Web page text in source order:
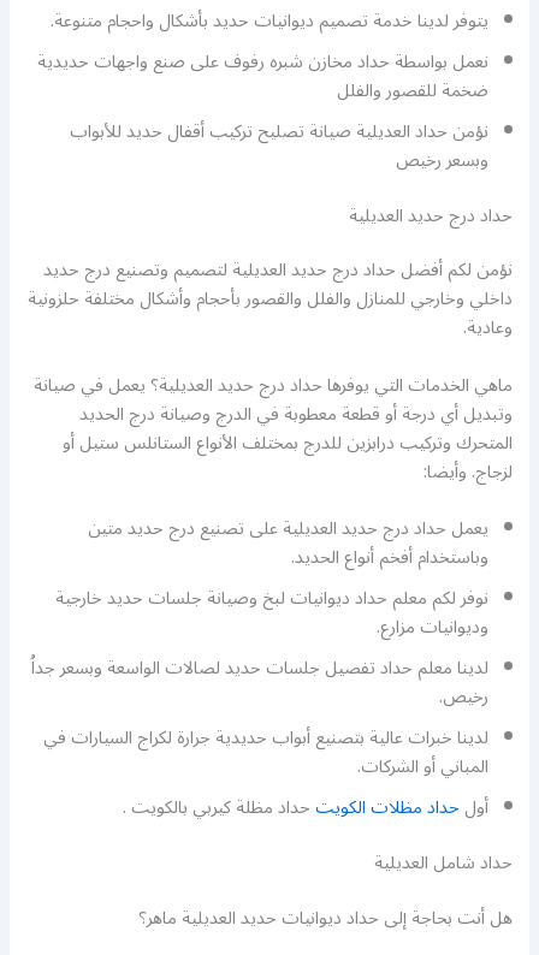
يتوفر لدينا خدمة تصميم ديوانيات حديد بأشكال واحجام متنوعة.
نعمل بواسطة حداد مخازن شبره رفوف على صنع واجهات حديدية
ضخمة للقصور والفلل
نؤمن حداد العديلية صيانة تصليح تركيب أقفال حديد للأبواب
وبسعر رخيص
حداد درج حديد العديلية
نؤمن لكم أفضل حداد درج حديد العديلية لتصميم وتصنيع درج حديد
داخلي وخارجي للمنازل والفلل والقصور بأحجام وأشكال مختلفة حلزونية
وعادية.
ماهي الخدمات التي يوفرها حداد درج حديد العديلية؟ يعمل في صيانة
وتبديل أي درجة أو قطعة معطوبة في الدرج وصيانة درج الحديد
المتحرك وتركيب درابزين للدرج بمختلف الأنواع الستانلس ستيل أو
لزجاج. وأيضا:
يعمل حداد درج حديد العديلية على تصنيع درج حديد متين
وباستخدام أفخم أنواع الحديد.
نوفر لكم معلم حداد ديوانيات لبخ وصيانة جلسات حديد خارجية
وديوانيات مزارع.
لدينا معلم حداد تفصيل جلسات حديد لصالات الواسعة وبسعر جداُ
رخيص.
لدينا خبرات عالية بتصنيع أبواب حديدية جرارة لكراج السيارات في
المباني أو الشركات.
أولحداد مظلات الكويتحداد مظلة كيربي بالكويت .
حداد شامل العديلية
هل أنت بحاجة إلى حداد ديوانيات حديد العديلية ماهر؟